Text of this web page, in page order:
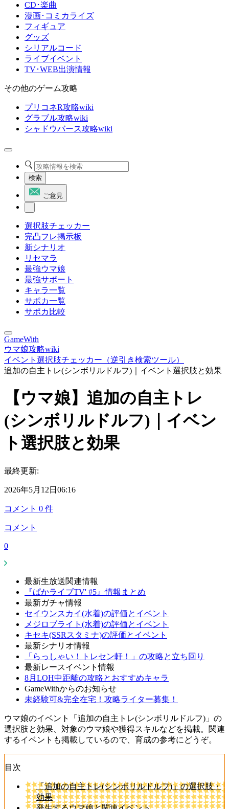
CD･楽曲
漫画･コミカライズ
フィギュア
グッズ
シリアルコード
ライブイベント
TV･WEB出演情報
その他のゲーム攻略
プリコネR攻略wiki
グラブル攻略wiki
シャドウバース攻略wiki
検索
ご意見
選択肢チェッカー
完凸フレ掲示板
新シナリオ
リセマラ
最強ウマ娘
最強サポート
キャラ一覧
サポカ一覧
サポカ比較
GameWith
ウマ娘攻略wiki
イベント選択肢チェッカー（逆引き検索ツール）
追加の自主トレ(シンボリルドルフ)｜イベント選択肢と効果
【ウマ娘】追加の自主トレ
(シンボリルドルフ)｜イベン
ト選択肢と効果
最終更新:
2026年5月12日06:16
コメント 0 件
コメント
0
最新生放送関連情報
『ぱかライブTV' #5』情報まとめ
最新ガチャ情報
セイウンスカイ(水着)の評価とイベント
メジロブライト(水着)の評価とイベント
キセキ(SSRスタミナ)の評価とイベント
最新シナリオ情報
「らっしゃい！トレセン軒！」の攻略と立ち回り
最新レースイベント情報
8月LOH中距離の攻略とおすすめキャラ
GameWithからのお知らせ
未経験可&完全在宅！攻略ライター募集！
ウマ娘のイベント「追加の自主トレ(シンボリルドルフ)」の
選択肢と効果、対象のウマ娘や獲得スキルなどを掲載。関連
するイベントも掲載しているので、育成の参考にどうぞ。
目次
「追加の自主トレ(シンボリルドルフ)」の選択肢・
効果